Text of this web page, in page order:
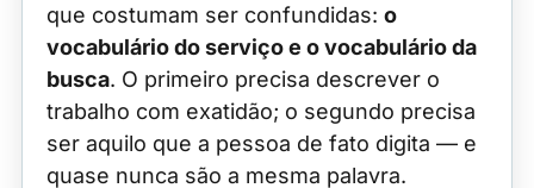
que costumam ser confundidas: o
vocabulário do serviço e o vocabulário da
busca. O primeiro precisa descrever o
trabalho com exatidão; o segundo precisa
ser aquilo que a pessoa de fato digita — e
quase nunca são a mesma palavra.